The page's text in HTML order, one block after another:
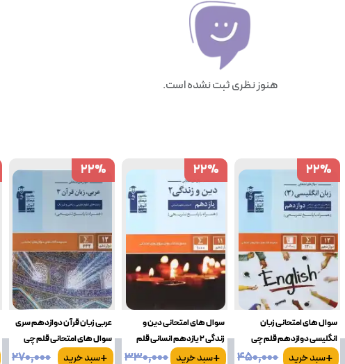
هنوز نظری ثبت نشده است.
سوال های امتحانی زبان
انگلیسی دوازدهم قلم چی
+سبد خرید
۴۵۰٬۰۰۰
22%
22%
سوال های امتحانی دین و
زندگی 2 یازدهم انسانی قلم
چی
+سبد خرید ۳۳۰٬۰۰۰
22%
22%
عربی زبان قرآن دوازدهم سری
سوال های امتحانی قلم چی
+سبد خرید
۲۷۰٬۰۰۰
22%
22%